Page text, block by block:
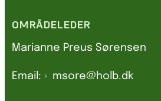
OMRÅDELEDER
Marianne Preus Sørensen
Email: msore@holb.dk